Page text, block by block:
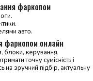
фаркопом
авто.
фаркопом онлайн
блоки, керування,
точну сумісність і
на зручний підбір, актуальну